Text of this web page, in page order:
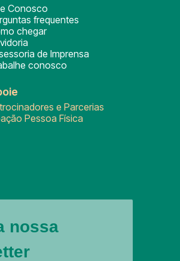
Conosco
frequentes
chegar
de Imprensa
conosco
e Parcerias
Pessoa Física